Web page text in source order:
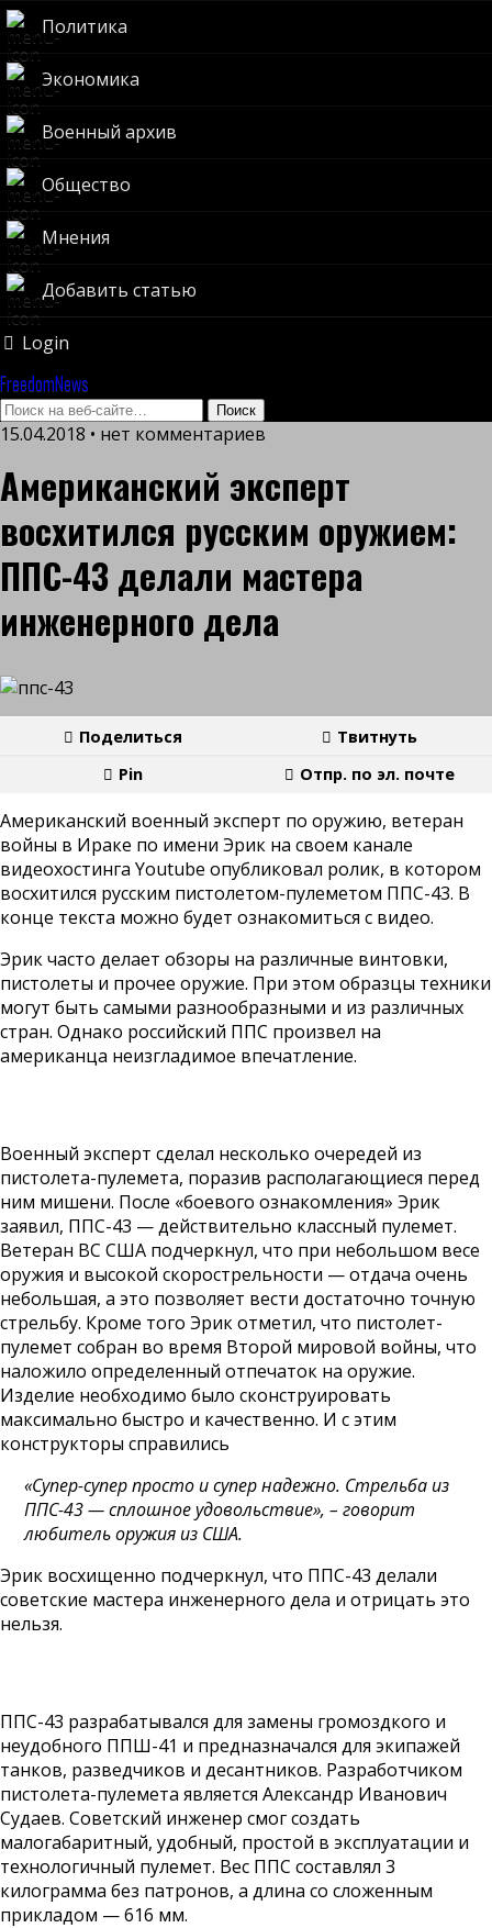
Политика
Экономика
Военный архив
Общество
Мнения
Добавить статью
Login
FreedomNews
15.04.2018 • нет комментариев
Американский эксперт
восхитился русским оружием:
ППС-43 делали мастера
инженерного дела
Поделиться
Твитнуть
Pin
Отпр. по эл. почте
Американский военный эксперт по оружию, ветеран
войны в Ираке по имени Эрик на своем канале
видеохостинга Youtube опубликовал ролик, в котором
восхитился русским пистолетом-пулеметом ППС-43. В
конце текста можно будет ознакомиться с видео.
Эрик часто делает обзоры на различные винтовки,
пистолеты и прочее оружие. При этом образцы техники
могут быть самыми разнообразными и из различных
стран. Однако российский ППС произвел на
американца неизгладимое впечатление.
Военный эксперт сделал несколько очередей из
пистолета-пулемета, поразив располагающиеся перед
ним мишени. После «боевого ознакомления» Эрик
заявил, ППС-43 — действительно классный пулемет.
Ветеран ВС США подчеркнул, что при небольшом весе
оружия и высокой скорострельности — отдача очень
небольшая, а это позволяет вести достаточно точную
стрельбу. Кроме того Эрик отметил, что пистолет-
пулемет собран во время Второй мировой войны, что
наложило определенный отпечаток на оружие.
Изделие необходимо было сконструировать
максимально быстро и качественно. И с этим
конструкторы справились
«Супер-супер просто и супер надежно. Стрельба из
ППС-43 — сплошное удовольствие», – говорит
любитель оружия из США.
Эрик восхищенно подчеркнул, что ППС-43 делали
советские мастера инженерного дела и отрицать это
нельзя.
ППС-43 разрабатывался для замены громоздкого и
неудобного ППШ-41 и предназначался для экипажей
танков, разведчиков и десантников. Разработчиком
пистолета-пулемета является Александр Иванович
Судаев. Советский инженер смог создать
малогабаритный, удобный, простой в эксплуатации и
технологичный пулемет. Вес ППС составлял 3
килограмма без патронов, а длина со сложенным
прикладом — 616 мм.